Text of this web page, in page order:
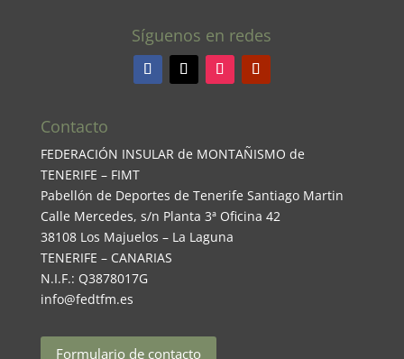
Síguenos en redes
Contacto
FEDERACIÓN INSULAR de MONTAÑISMO de
TENERIFE – FIMT
Pabellón de Deportes de Tenerife Santiago Martin
Calle Mercedes, s/n Planta 3ª Oficina 42
38108 Los Majuelos – La Laguna
TENERIFE – CANARIAS
N.I.F.: Q3878017G
info@fedtfm.es
Formulario de contacto